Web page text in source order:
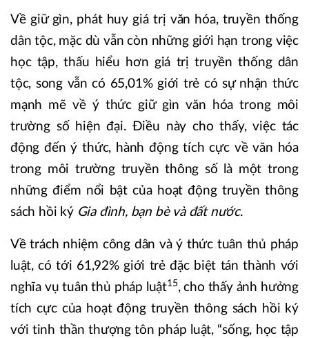
Về giữ gìn, phát huy giá trị văn hóa, truyền thống
dân tộc, mặc dù vẫn còn những giới hạn trong việc
học tập, thấu hiểu hơn giá trị truyền thống dân
tộc, song vẫn có 65,01% giới trẻ có sự nhận thức
mạnh mẽ về ý thức giữ gìn văn hóa trong môi
trường số hiện đại. Điều này cho thấy, việc tác
động đến ý thức, hành động tích cực về văn hóa
trong môi trường truyền thông số là một trong
những điểm nổi bật của hoạt động truyền thông
sách hồi ký Gia đình, bạn bè và đất nước.
Về trách nhiệm công dân và ý thức tuân thủ pháp
luật, có tới 61,92% giới trẻ đặc biệt tán thành với
nghĩa vụ tuân thủ pháp luật15, cho thấy ảnh hưởng
tích cực của hoạt động truyền thông sách hồi ký
với tinh thần thượng tôn pháp luật, “sống, học tập